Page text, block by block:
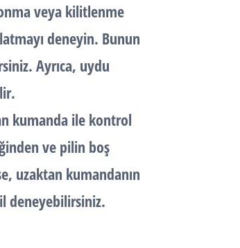
veya kilitlenme
deneyin. Bunun
Ayrıca, uydu
kumanda ile kontrol
ve pilin boş
uzaktan kumandanın
deneyebilirsiniz.